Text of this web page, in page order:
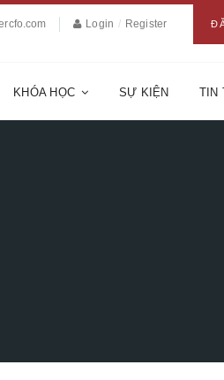
Login / Register
KHÓA HỌC SỰ KIỆN TIN